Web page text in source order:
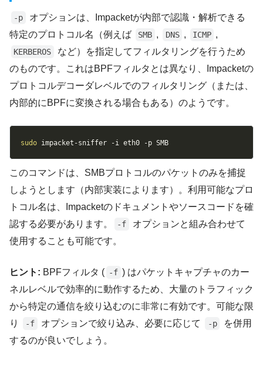
-p
オプションは、Impacketが内部で認識・解析できる
特定のプロトコル名（例えば
SMB , DNS , ICMP ,
KERBEROS
など）を指定してフィルタリングを行うため
のものです。これはBPFフィルタとは異なり、Impacketの
プロトコルデコーダレベルでのフィルタリング（または、
内部的にBPFに変換される場合もある）のようです。
sudo impacket-sniffer -i eth0 -p SMB
このコマンドは、SMBプロトコルのパケットのみを捕捉
しようとします（内部実装によります）。利用可能なプロ
トコル名は、Impacketのドキュメントやソースコードを確
認する必要があります。
-f
オプションと組み合わせて
使用することも可能です。
ヒント: BPFフィルタ ( -f ) はパケットキャプチャのカー
ネルレベルで効率的に動作するため、大量のトラフィック
から特定の通信を絞り込むのに非常に有効です。可能な限
り
-f オプションで絞り込み、必要に応じて -p
を併用
するのが良いでしょう。